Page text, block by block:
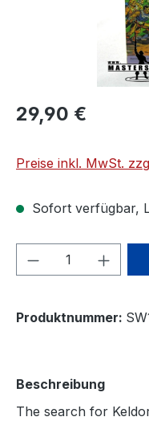
29,90 €
Preise inkl. MwSt.
Sofort verfügbar,
Produkt
Produktnummer:
Beschreibung
The search for